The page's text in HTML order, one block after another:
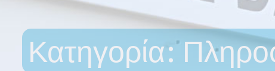
Κατηγορία: